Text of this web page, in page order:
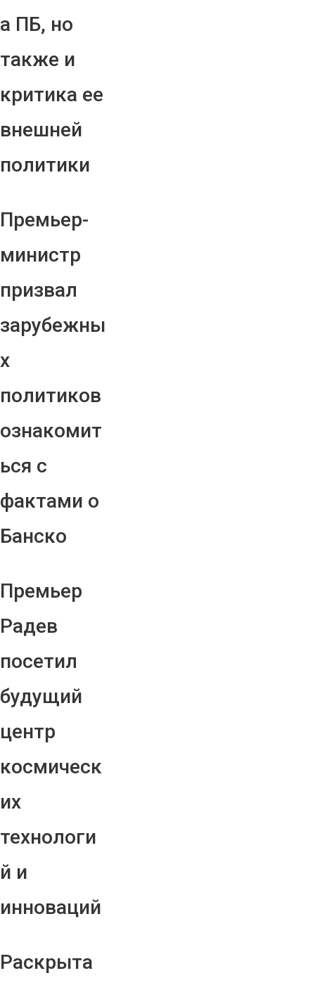
а ПБ, но
также и
критика ее
внешней
политики
Премьер-
министр
призвал
зарубежны
х
политиков
ознакомит
ься с
фактами о
Банско
Премьер
Радев
посетил
будущий
центр
космическ
их
технологи
й и
инноваций
Раскрыта